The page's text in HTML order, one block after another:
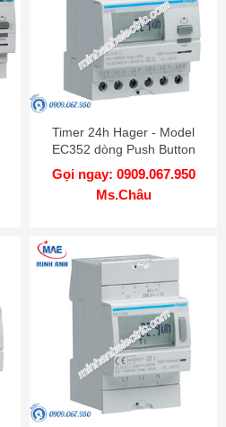
Timer 24h Hager - Model
EC352 dòng Push Button
Gọi ngay: 0909.067.950
Ms.Châu